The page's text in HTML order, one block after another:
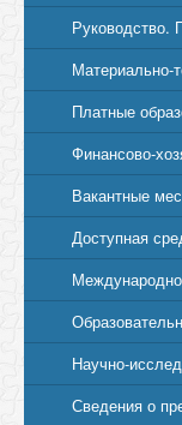
Руководство.
Материально-
Платные
Финансово-
Вакантные
Доступная
Научно-
Сведения о